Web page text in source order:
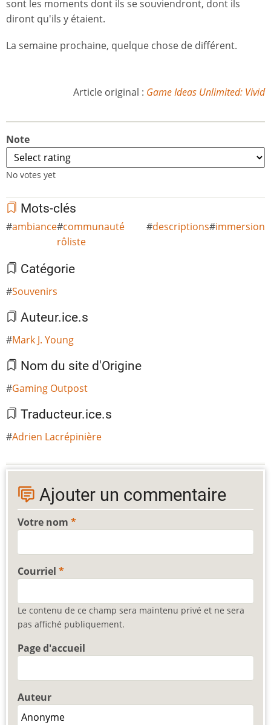
sont les moments dont ils se souviendront, dont ils
diront qu'ils y étaient.
La semaine prochaine, quelque chose de différent.
Article original : Game Ideas Unlimited: Vivid
Note
No votes yet
Mots-clés
ambiance communauté
rôliste
descriptions immersion
Catégorie
Souvenirs
Auteur.ice.s
Mark J. Young
Nom du site d'Origine
Gaming Outpost
Traducteur.ice.s
Adrien Lacrépinière
Ajouter un commentaire
Votre nom
Courriel
Le contenu de ce champ sera maintenu privé et ne sera
pas affiché publiquement.
Page d'accueil
Auteur